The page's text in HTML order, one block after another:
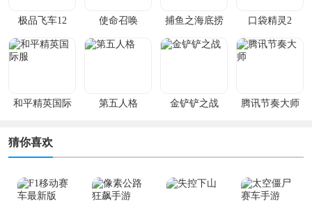
极品飞车12 使命召唤 捕鱼之海底捞 口袋精灵2
和平精英国际
第五人格 金铲铲之战 腾讯节奏大师
猜你喜欢